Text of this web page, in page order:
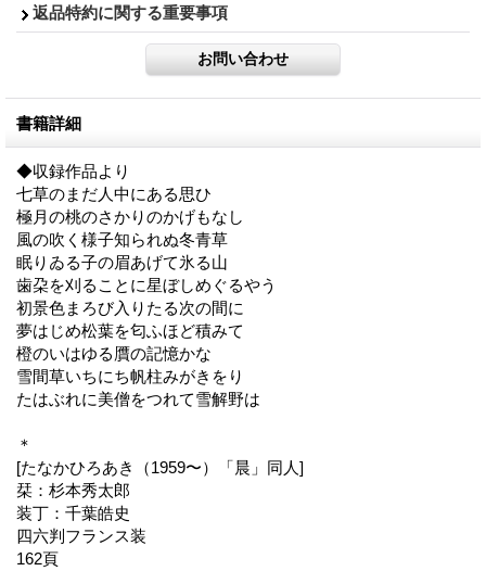
返品特約に関する重要事項
書籍詳細
◆収録作品より
七草のまだ人中にある思ひ
極月の桃のさかりのかげもなし
風の吹く様子知られぬ冬青草
眠りゐる子の眉あげて氷る山
歯朶を刈ることに星ぼしめぐるやう
初景色まろび入りたる次の間に
夢はじめ松葉を匂ふほど積みて
橙のいはゆる贋の記憶かな
雪間草いちにち帆柱みがきをり
たはぶれに美僧をつれて雪解野は
＊
[たなかひろあき（1959〜）「晨」同人]
栞：杉本秀太郎
装丁：千葉皓史
四六判フランス装
162頁